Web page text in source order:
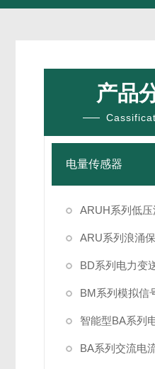
产品
电量传感器
ARU系列浪涌
BD系列电力变
BM系列模拟信
智能型BA系列
BA系列交流电